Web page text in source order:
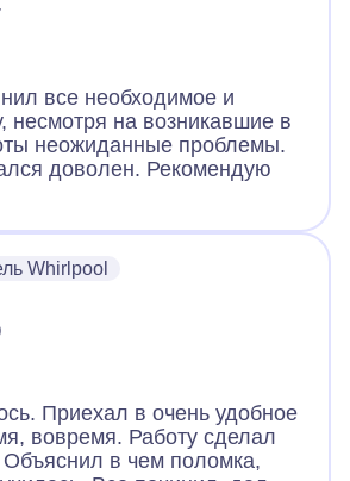
все необходимое и
несмотря на возникавшие в
неожиданные проблемы.
доволен. Рекомендую
Whirlpool
Приехал в очень удобное
вовремя. Работу сделал
в чем поломка,